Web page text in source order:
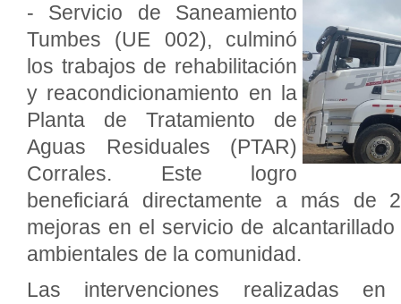
- Servicio de Saneamiento
Tumbes (UE 002), culminó
los trabajos de rehabilitación
y reacondicionamiento en la
Planta de Tratamiento de
Aguas Residuales (PTAR)
Corrales. Este logro
beneficiará directamente a más de
mejoras en el servicio de
ambientales de la comunidad.
Las intervenciones realizadas